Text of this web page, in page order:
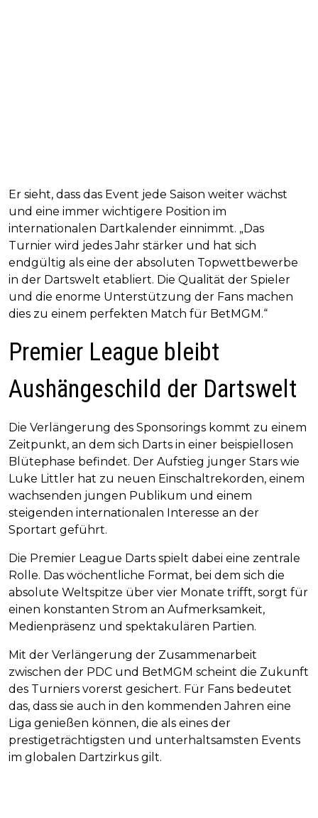
Er sieht, dass das Event jede Saison weiter wächst
und eine immer wichtigere Position im
internationalen Dartkalender einnimmt. „Das
Turnier wird jedes Jahr stärker und hat sich
endgültig als eine der absoluten Topwettbewerbe
in der Dartswelt etabliert. Die Qualität der Spieler
und die enorme Unterstützung der Fans machen
dies zu einem perfekten Match für BetMGM.“
Premier League bleibt
Aushängeschild der Dartswelt
Die Verlängerung des Sponsorings kommt zu einem
Zeitpunkt, an dem sich Darts in einer beispiellosen
Blütephase befindet. Der Aufstieg junger Stars wie
Luke Littler hat zu neuen Einschaltrekorden, einem
wachsenden jungen Publikum und einem
steigenden internationalen Interesse an der
Sportart geführt.
Die Premier League Darts spielt dabei eine zentrale
Rolle. Das wöchentliche Format, bei dem sich die
absolute Weltspitze über vier Monate trifft, sorgt für
einen konstanten Strom an Aufmerksamkeit,
Medienpräsenz und spektakulären Partien.
Mit der Verlängerung der Zusammenarbeit
zwischen der PDC und BetMGM scheint die Zukunft
des Turniers vorerst gesichert. Für Fans bedeutet
das, dass sie auch in den kommenden Jahren eine
Liga genießen können, die als eines der
prestigeträchtigsten und unterhaltsamsten Events
im globalen Dartzirkus gilt.